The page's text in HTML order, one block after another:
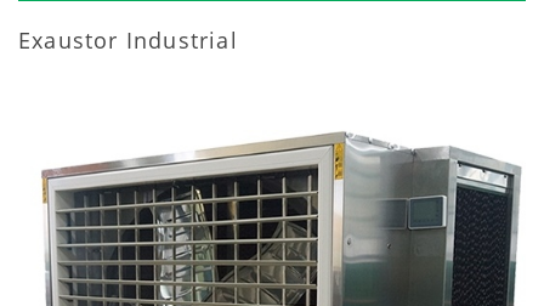
Exaustor Industrial